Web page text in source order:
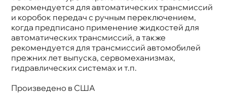
рекомендуется для автоматических трансмиссий
и коробок передач с ручным переключением,
когда предписано применение жидкостей для
автоматических трансмиссий, а также
рекомендуется для трансмиссий автомобилей
прежних лет выпуска, сервомеханизмах,
идравлических системах и т.п.
Произведено в США
ATF TYPE T-4
Объем
1л
Артикул
00279-000T4-6S
Применение
АКПП, ГУР